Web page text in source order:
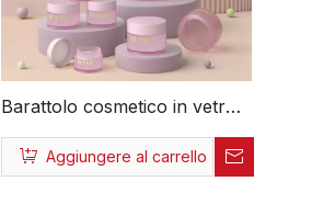
Barattolo cosmetico in vetro
riutilizzabile vuoto
personalizzato di alta vendita
Aggiungere al carrello